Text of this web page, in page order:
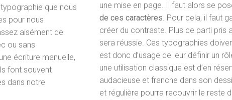
que nous
pour nous
aisément de
ou sans
écriture manuelle,
font souvent
dans notre
une mise en page. Il faut alors se
de ces caractères. Pour cela, il faut
créer du contraste. Plus ce parti pris
sera réussie. Ces typographies
est donc d’usage de leur définir un
une utilisation classique est d’en
audacieuse et franche dans son
et régulière pourra recouvrir le reste